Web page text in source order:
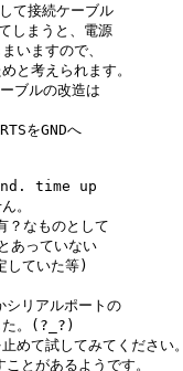
て接続ケーブル
しまうと、電源
いますので、
と考えられます。
ブルの改造は
をGNDへ
time up
。
？なものとして
あっていない
ていた等)
リアルポートの
た。(?_?)
めて試してみてください
とがあるようです。